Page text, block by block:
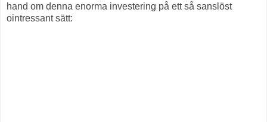
hand om denna enorma investering på ett så sanslöst
ointressant sätt: